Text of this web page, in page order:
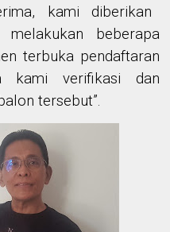
kami diberikan
beberapa
terbuka pendaftaran
kami verifikasi dan
tersebut”.